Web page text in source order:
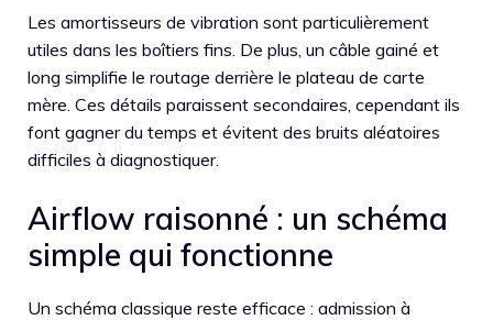
Les amortisseurs de vibration sont particulièrement
utiles dans les boîtiers fins. De plus, un câble gainé et
long simplifie le routage derrière le plateau de carte
mère. Ces détails paraissent secondaires, cependant ils
font gagner du temps et évitent des bruits aléatoires
difficiles à diagnostiquer.
Airflow raisonné : un schéma
simple qui fonctionne
Un schéma classique reste efficace : admission à